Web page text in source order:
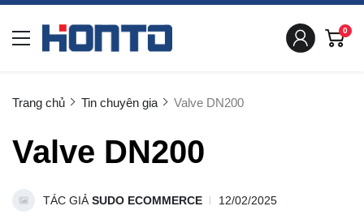
0
Trang chủ Tin chuyên gia Valve DN200
Valve DN200
TÁC GIẢ SUDO ECOMMERCE 12/02/2025